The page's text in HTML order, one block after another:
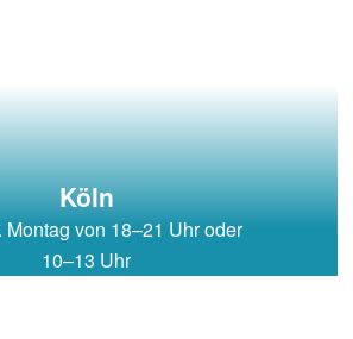
Köln
Montag von 18–21 Uhr oder
10–13 Uhr